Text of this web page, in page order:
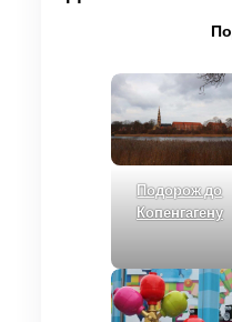
Подорож до
Копенгагену